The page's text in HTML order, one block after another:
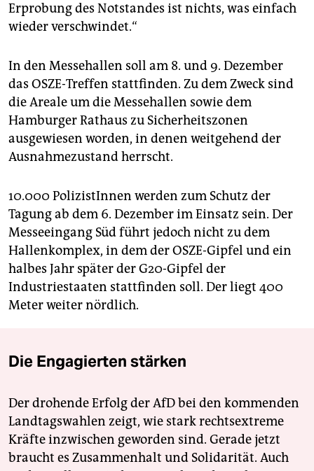
Erprobung des Notstandes ist nichts, was einfach
wieder verschwindet.“
In den Messehallen soll am 8. und 9. Dezember
das OSZE-Treffen stattfinden. Zu dem Zweck sind
die Areale um die Messehallen sowie dem
Hamburger Rathaus zu Sicherheitszonen
ausgewiesen worden, in denen weitgehend der
Ausnahmezustand herrscht.
10.000 PolizistInnen werden zum Schutz der
Tagung ab dem 6. Dezember im Einsatz sein. Der
Messeeingang Süd führt jedoch nicht zu dem
Hallenkomplex, in dem der OSZE-Gipfel und ein
halbes Jahr später der G20-Gipfel der
Industriestaaten stattfinden soll. Der liegt 400
Meter weiter nördlich.
Die Engagierten stärken
Der drohende Erfolg der AfD bei den kommenden
Landtagswahlen zeigt, wie stark rechtsextreme
Kräfte inzwischen geworden sind. Gerade jetzt
braucht es Zusammenhalt und Solidarität. Auch